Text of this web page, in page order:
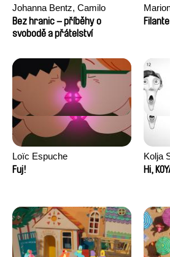
Johanna Bentz, Camilo
Colmenares, Sandra Dajani,
Madeleine Dallmeyer, Nazgol
Khaled Nawal, Nada Riyad
Bez hranic – příběhy o
svobodě a přátelství
Filante
Loïc Espuche
Fuj!
Kolja
Hi,